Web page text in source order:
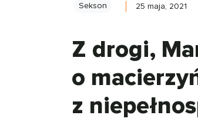
Sekson 25 maja, 2021
Z drogi,
o
z